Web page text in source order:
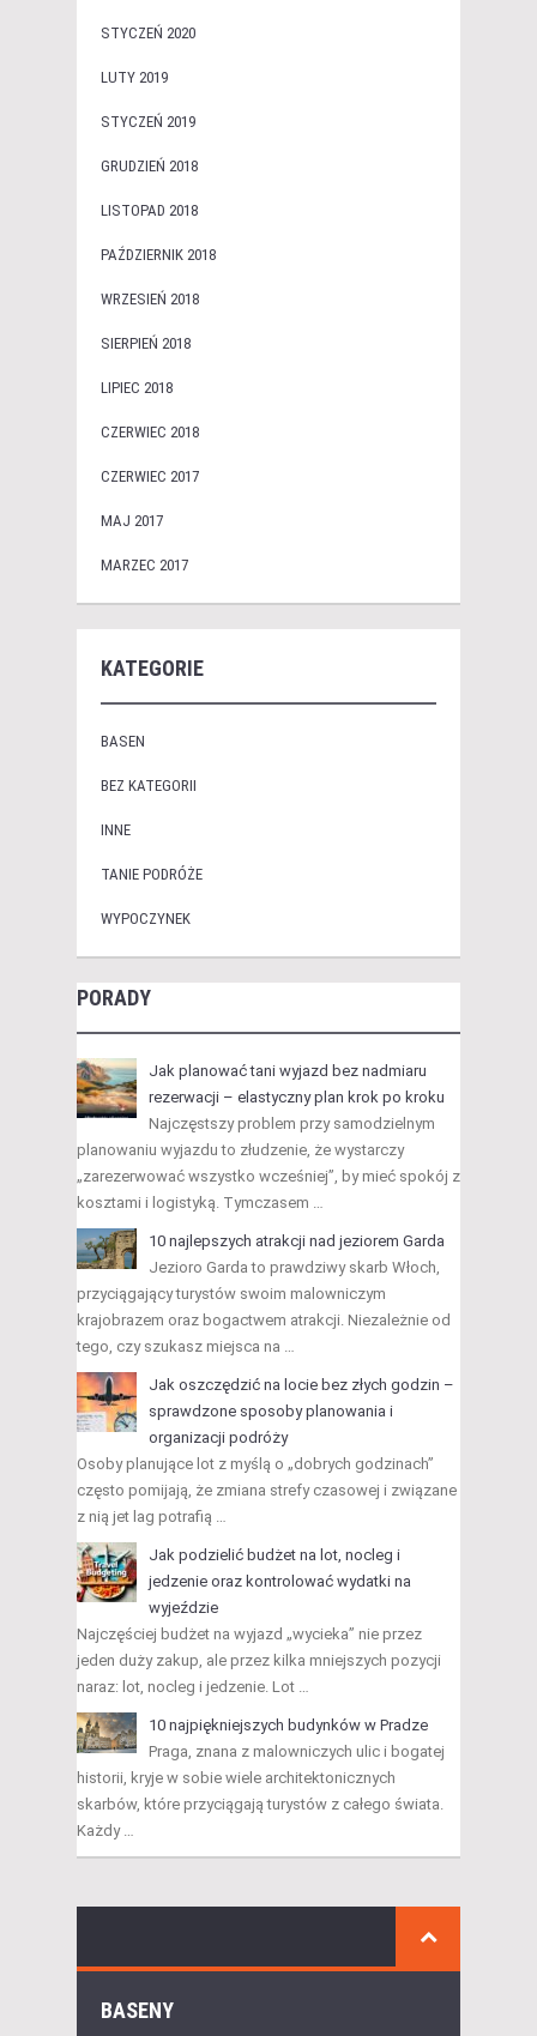
STYCZEŃ 2020
LUTY 2019
STYCZEŃ 2019
GRUDZIEŃ 2018
LISTOPAD 2018
PAŹDZIERNIK 2018
WRZESIEŃ 2018
SIERPIEŃ 2018
LIPIEC 2018
CZERWIEC 2018
CZERWIEC 2017
MAJ 2017
MARZEC 2017
KATEGORIE
BASEN
BEZ KATEGORII
INNE
TANIE PODRÓŻE
WYPOCZYNEK
PORADY
Jak planować tani wyjazd bez nadmiaru
rezerwacji – elastyczny plan krok po kroku
Najczęstszy problem przy samodzielnym
planowaniu wyjazdu to złudzenie, że wystarczy
„zarezerwować wszystko wcześniej”, by mieć spokój z
kosztami i logistyką. Tymczasem …
10 najlepszych atrakcji nad jeziorem Garda
Jezioro Garda to prawdziwy skarb Włoch,
przyciągający turystów swoim malowniczym
krajobrazem oraz bogactwem atrakcji. Niezależnie od
tego, czy szukasz miejsca na …
Jak oszczędzić na locie bez złych godzin –
sprawdzone sposoby planowania i
organizacji podróży
Osoby planujące lot z myślą o „dobrych godzinach”
często pomijają, że zmiana strefy czasowej i związane
z nią jet lag potrafią …
Jak podzielić budżet na lot, nocleg i
jedzenie oraz kontrolować wydatki na
wyjeździe
Najczęściej budżet na wyjazd „wycieka” nie przez
jeden duży zakup, ale przez kilka mniejszych pozycji
naraz: lot, nocleg i jedzenie. Lot …
10 najpiękniejszych budynków w Pradze
Praga, znana z malowniczych ulic i bogatej
historii, kryje w sobie wiele architektonicznych
skarbów, które przyciągają turystów z całego świata.
Każdy …
BASENY